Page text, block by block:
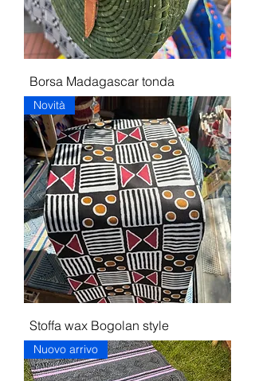
Borsa Madagascar tonda
Novità
Stoffa wax Bogolan style
Nuovo arrivo